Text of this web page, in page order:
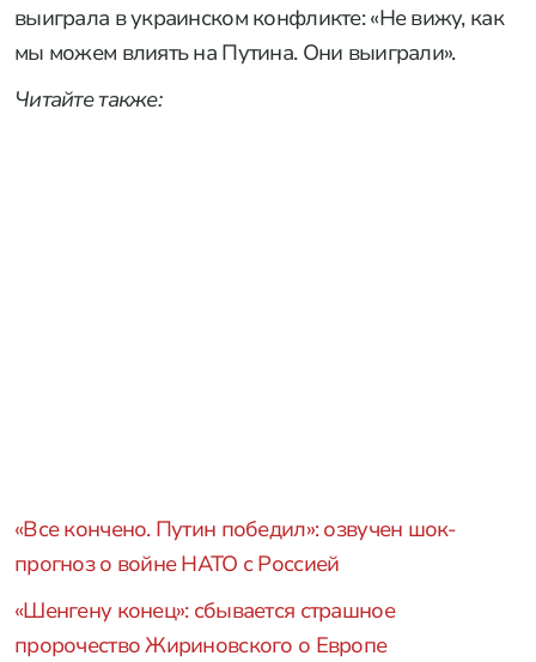
выиграла в украинском конфликте: «Не вижу, как
мы можем влиять на Путина. Они выиграли».
Читайте также:
«Все кончено. Путин победил»: озвучен шок-
прогноз о войне НАТО с Россией
«Шенгену конец»: сбывается страшное
пророчество Жириновского о Европе